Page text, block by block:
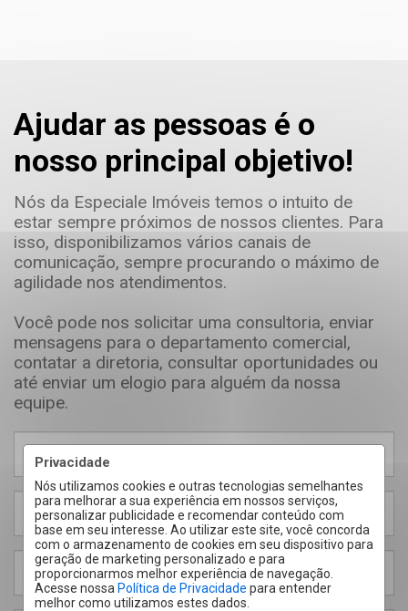
Privacidade
Nós utilizamos cookies e outras tecnologias semelhantes
para melhorar a sua experiência em nossos serviços,
personalizar publicidade e recomendar conteúdo com
base em seu interesse. Ao utilizar este site, você concorda
com o armazenamento de cookies em seu dispositivo para
geração de marketing personalizado e para
proporcionarmos melhor experiência de navegação.
Acesse nossa Política de Privacidade para entender
melhor como utilizamos estes dados.
Ajudar as pessoas é o
nosso principal objetivo!
Nós da Especiale Imóveis temos o intuito de
estar sempre próximos de nossos clientes. Para
isso, disponibilizamos vários canais de
comunicação, sempre procurando o máximo de
agilidade nos atendimentos.
Você pode nos solicitar uma consultoria, enviar
mensagens para o departamento comercial,
contatar a diretoria, consultar oportunidades ou
até enviar um elogio para alguém da nossa
equipe.